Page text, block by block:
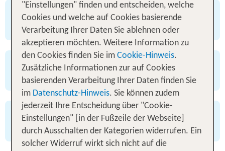
✅ viele Angebote mit Flex Tarif buchbar
✅ 3 Tage kostenfrei stornieren
✅ 24/7 Service
✅ bewährte TUI Qualität
✅ TUI Bestpreisgarantie
✅ attraktives Preis-Leistungs-Verhältnis
Deals entdecken
"Einstellungen" finden und entscheiden, welche
Cookies und welche auf Cookies basierende
Verarbeitung Ihrer Daten Sie ablehnen oder
akzeptieren möchten. Weitere Information zu
den Cookies finden Sie im Cookie-Hinweis.
Zusätzliche Informationen zur auf Cookies
basierenden Verarbeitung Ihrer Daten finden Sie
im Datenschutz-Hinweis. Sie können zudem
jederzeit Ihre Entscheidung über "Cookie-
Einstellungen" [in der Fußzeile der Webseite]
durch Ausschalten der Kategorien widerrufen. Ein
solcher Widerruf wirkt sich nicht auf die